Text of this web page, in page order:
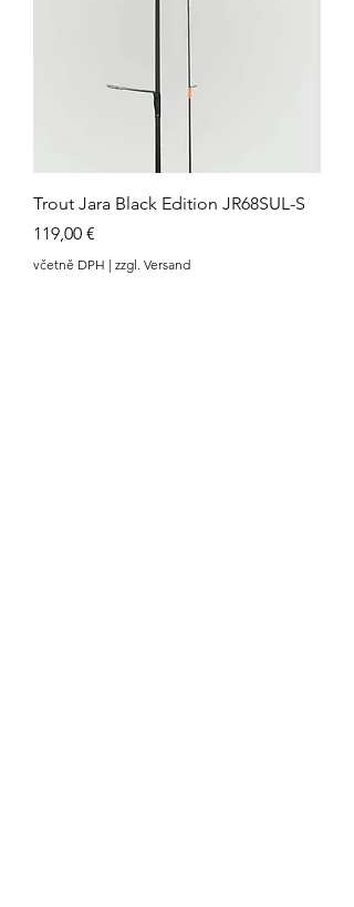
Trout Jara Black Edition JR68SUL-S
Cena
119,00 €
včetně DPH | zzgl. Versand